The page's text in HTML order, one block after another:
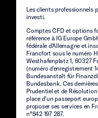
Les clients professionnels
investi.
Comptes CFD et options
référence à IG Europe
fédérale d'Allemagne et
Francfort sous le numéro
Westhafenplatz 1, 60327
(numéro d'enregistrement
Bundesanstalt für
Bundesbank. Ces
Prudentiel et de
place d’un passeport
proposer ses services en
n°842 197 287.